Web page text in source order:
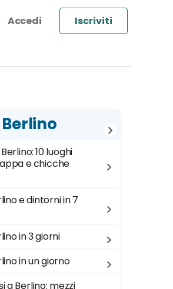
Iscriviti
10 luoghi
e chicche
e dintorni in 7
in 3 giorni
in un giorno
a Berlino: mezzi